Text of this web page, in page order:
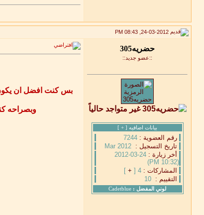
::عضو جديد::
بيانات اضافيه [ +
]
رقم العضوية : 7244
تاريخ التسجيل :Mar 2012
أخر زيارة :
24-03-2012
(10:32 PM)
المشاركات : 4 [
+
]
التقييم :10
لوني المفضل : Cadetblue
بس كنت افضل ان يكون
وبصراحه